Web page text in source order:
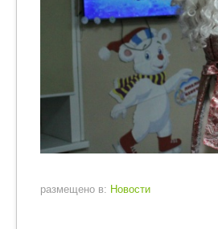
размещено в: Новости